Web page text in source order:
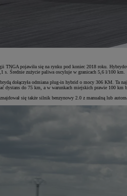
TNGA pojawiła się na rynku pod koniec 2018 roku.
s. Średnie zużycie paliwa oscyluje w granicach 5,6 l/100 km.
dołączyła odmiana plug-in hybrid o mocy 306 KM. Ta
dystans do 75 km, a w warunkach miejskich prawie 100 km
się także silnik benzynowy 2.0 z manualną lub